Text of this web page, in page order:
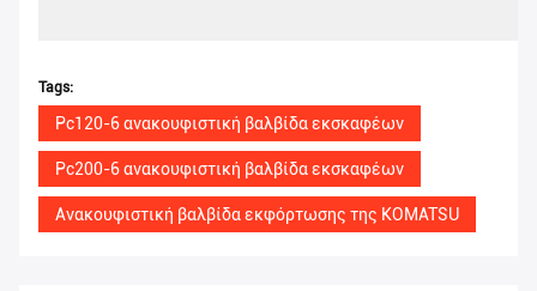
Tags:
Pc120-6 ανακουφιστική βαλβίδα εκσκαφέων
Pc200-6 ανακουφιστική βαλβίδα εκσκαφέων
Ανακουφιστική βαλβίδα εκφόρτωσης της KOMATSU